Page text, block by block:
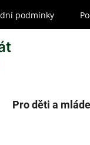
podmínky
Pro děti a